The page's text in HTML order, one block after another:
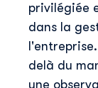
privilégiée
dans la
delà du
une